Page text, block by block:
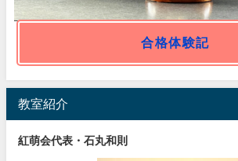
合格体験記
教室紹介
紅萌会代表・石丸和則